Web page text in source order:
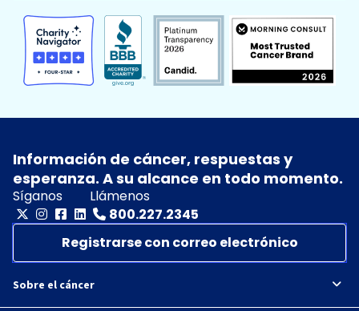
Información de cáncer, respuestas y
esperanza. A su alcance en todo momento.
Síganos
Llámenos
800.227.2345
Registrarse con correo electrónico
Sobre el cáncer